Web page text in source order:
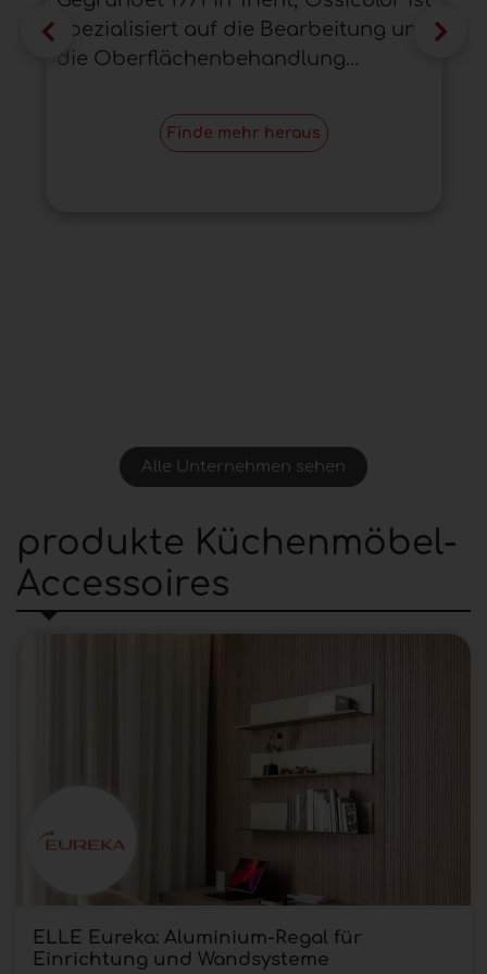
spezialisiert auf die Bearbeitung und
die Oberflächenbehandlung...
Finde mehr heraus
Alle Unternehmen sehen
produkte Küchenmöbel-
Accessoires
ELLE Eureka: Aluminium-Regal für
Einrichtung und Wandsysteme